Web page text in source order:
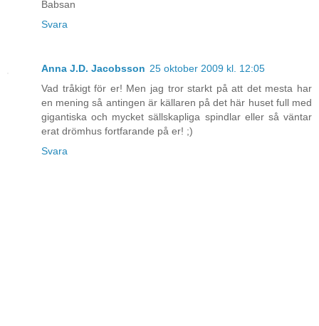
Babsan
Svara
Anna J.D. Jacobsson 25 oktober 2009 kl. 12:05
Vad tråkigt för er! Men jag tror starkt på att det mesta har
en mening så antingen är källaren på det här huset full med
gigantiska och mycket sällskapliga spindlar eller så väntar
erat drömhus fortfarande på er! ;)
Svara